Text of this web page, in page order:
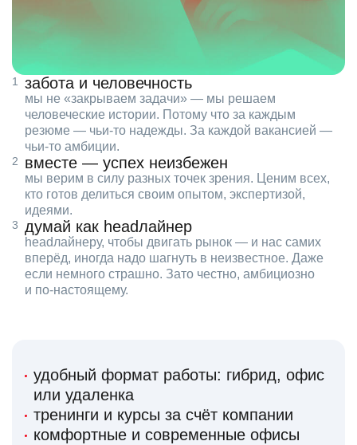
забота и человечность
мы не «закрываем задачи» — мы решаем
человеческие истории. Потому что за каждым
резюме — чьи‑то надежды. За каждой вакансией —
чьи‑то амбиции.
вместе — успех неизбежен
мы верим в силу разных точек зрения. Ценим всех,
кто готов делиться своим опытом, экспертизой,
идеями.
думай как headлайнер
headлайнеру, чтобы двигать рынок — и нас самих
вперёд, иногда надо шагнуть в неизвестное. Даже
если немного страшно. Зато честно, амбициозно
и по‑настоящему.
удобный формат работы: гибрид, офис
или удаленка
тренинги и курсы за счёт компании
комфортные и современные офисы